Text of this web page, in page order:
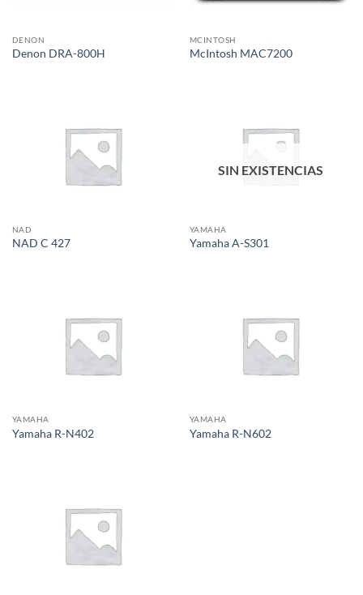
DENON
Denon DRA-800H
MCINTOSH
McIntosh MAC7200
NAD
NAD C 427
SIN EXISTENCIAS
YAMAHA
Yamaha A-S301
YAMAHA
Yamaha R-N402
YAMAHA
Yamaha R-N602